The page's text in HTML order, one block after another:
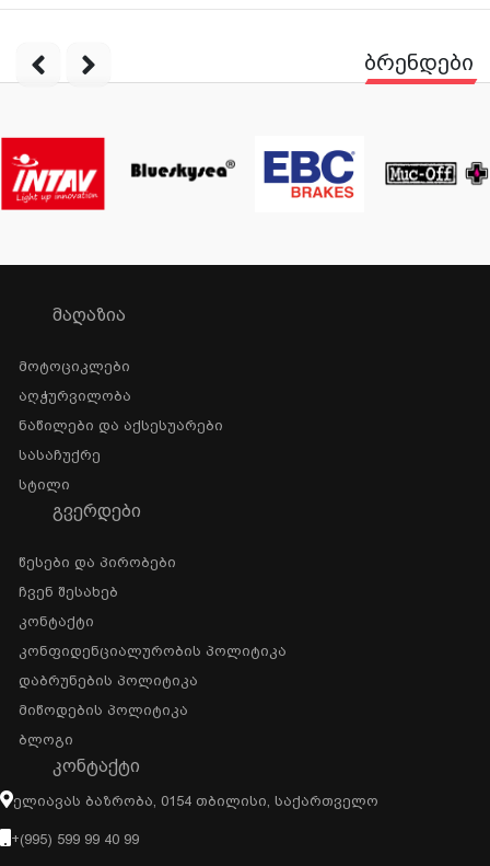
ბრენდები
ᲛᲐᲦᲐᲖᲘᲐ
Მოტოციკლები
Აღჭურვილობა
Ნაწილები Და Აქსესუარები
Სასაჩუქრე
Სტილი
ᲒᲕᲔᲠᲓᲔᲑᲘ
Წესები Და Პირობები
Ჩვენ Შესახებ
Კონტაქტი
Კონფიდენციალურობის Პოლიტიკა
Დაბრუნების Პოლიტიკა
Მიწოდების Პოლიტიკა
Ბლოგი
ᲙᲝᲜᲢᲐᲥᲢᲘ
Ელიავას Ბაზრობა, 0154 Თბილისი, Საქართველო
+(995) 599 99 40 99